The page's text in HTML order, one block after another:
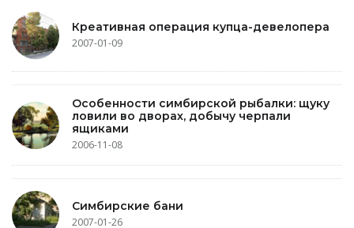
Креативная операция купца-девелопера
2007-01-09
Особенности симбирской рыбалки: щуку
ловили во дворах, добычу черпали
ящиками
2006-11-08
Симбирские бани
2007-01-26